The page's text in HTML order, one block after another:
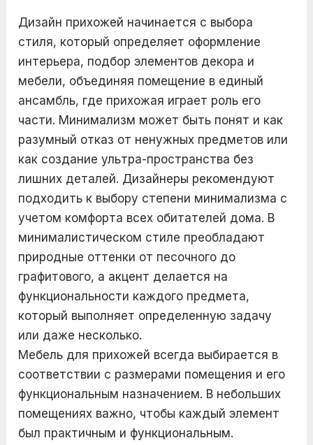
Дизайн прихожей начинается с выбора
стиля, который определяет оформление
интерьера, подбор элементов декора и
мебели, объединяя помещение в единый
ансамбль, где прихожая играет роль его
части. Минимализм может быть понят и как
разумный отказ от ненужных предметов или
как создание ультра-пространства без
лишних деталей. Дизайнеры рекомендуют
подходить к выбору степени минимализма с
учетом комфорта всех обитателей дома. В
минималистическом стиле преобладают
природные оттенки от песочного до
графитового, а акцент делается на
функциональности каждого предмета,
который выполняет определенную задачу
или даже несколько.
Мебель для прихожей всегда выбирается в
соответствии с размерами помещения и его
функциональным назначением. В небольших
помещениях важно, чтобы каждый элемент
был практичным и функциональным.